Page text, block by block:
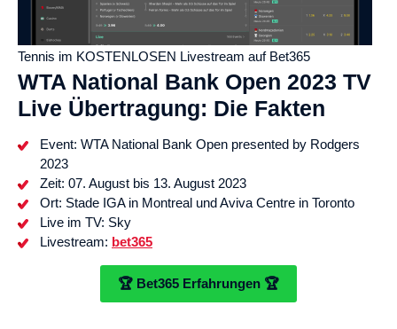
Tennis im KOSTENLOSEN Livestream auf Bet365
WTA National Bank Open 2023 TV
Live Übertragung: Die Fakten
Event: WTA National Bank Open presented by Rodgers
2023
Zeit: 07. August bis 13. August 2023
Ort: Stade IGA in Montreal und Aviva Centre in Toronto
Live im TV: Sky
Livestream: bet365
🏆 Bet365 Erfahrungen 🏆